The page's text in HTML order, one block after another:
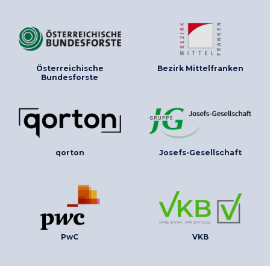
Österreichische
Bundesforste
Bezirk Mittelfranken
qorton Josefs-Gesellschaft
PwC VKB